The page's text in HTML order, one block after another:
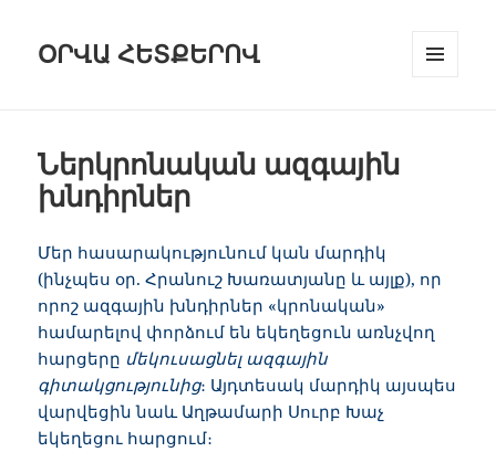
ՕՐՎԱ ՀԵՏՔԵՐՈՎ
Ներկրոնական ազգային
խնդիրներ
Մեր հասարակությունում կան մարդիկ
(ինչպես օր. Հրանուշ Խառատյանը և այլք), որ
որոշ ազգային խնդիրներ «կրոնական»
համարելով փորձում են եկեղեցուն առնչվող
հարցերը մեկուսացնել ազգային
գիտակցությունից։ Այդտեսակ մարդիկ այսպես
վարվեցին նաև Աղթամարի Սուրբ Խաչ
եկեղեցու հարցում։